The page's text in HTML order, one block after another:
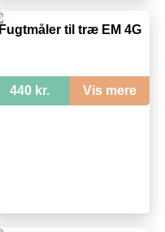
Fugtmåler til træ EM 4G
440 kr. Vis mere